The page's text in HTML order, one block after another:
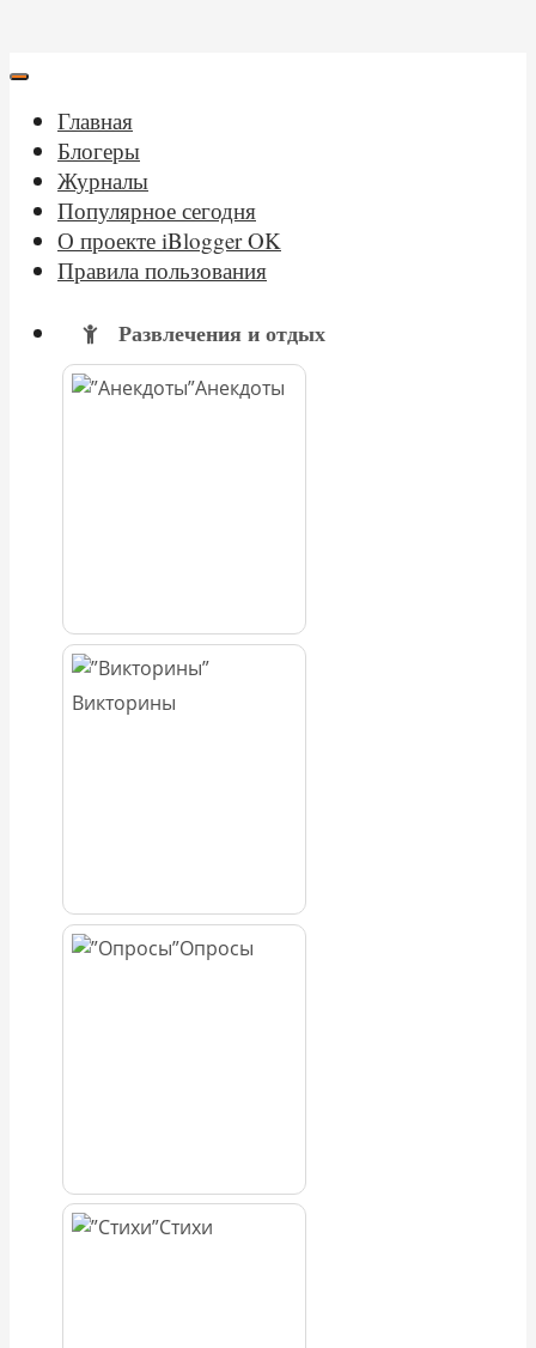
Главная
Блогеры
Журналы
Популярное сегодня
О проекте iBlogger OK
Правила пользования
Развлечения и отдых
Анекдоты
Викторины
Опросы
Стихи